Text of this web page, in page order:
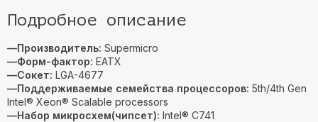
Подробное описание
—Производитель: Supermicro
—Форм-фактор: EATX
—Сокет: LGA-4677
—Поддерживаемые семейства процессоров: 5th/4th Gen
Intel® Xeon® Scalable processors
—Набор микросхем(чипсет): Intel® C741